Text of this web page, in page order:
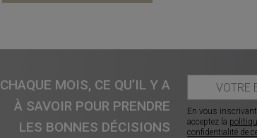
CHAQUE MOIS, CE QU’IL Y A
À SAVOIR POUR PRENDRE
LES BONNES DÉCISIONS
En vous
acceptez la
confidentialité de